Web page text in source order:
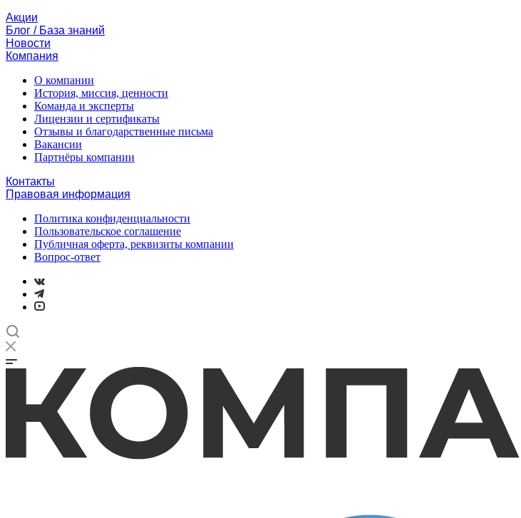
Акции
Блог / База знаний
Новости
Компания
О компании
История, миссия, ценности
Команда и эксперты
Лицензии и сертификаты
Отзывы и благодарственные письма
Вакансии
Партнёры компании
Контакты
Правовая информация
Политика конфиденциальности
Пользовательское соглашение
Публичная оферта, реквизиты компании
Вопрос-ответ